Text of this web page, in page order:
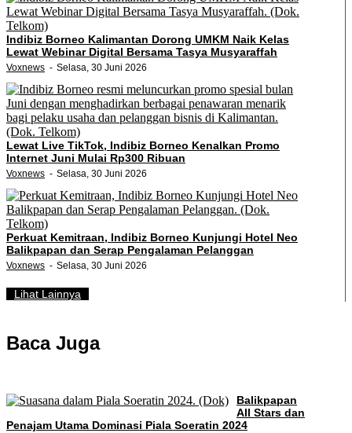
Indibiz Borneo Kalimantan Dorong UMKM Naik Kelas
Lewat Webinar Digital Bersama Tasya Musyaraffah
Voxnews Selasa, 30 Juni 2026
Lewat Live TikTok, Indibiz Borneo Kenalkan Promo
Internet Juni Mulai Rp300 Ribuan
Voxnews Selasa, 30 Juni 2026
Perkuat Kemitraan, Indibiz Borneo Kunjungi Hotel Neo
Balikpapan dan Serap Pengalaman Pelanggan
Voxnews Selasa, 30 Juni 2026
Lihat Lainnya
Baca Juga
Balikpapan
All Stars dan
Penajam Utama Dominasi Piala Soeratin 2024